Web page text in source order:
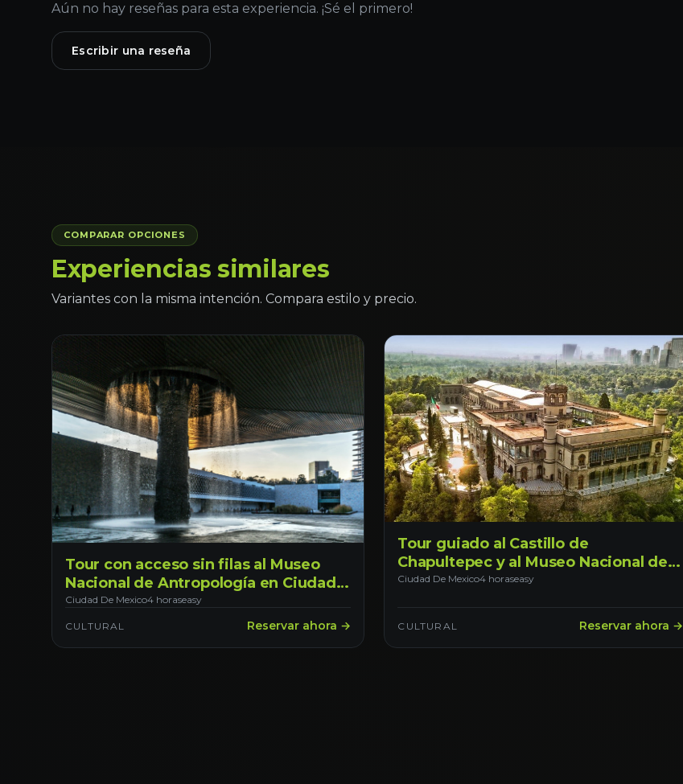
Aún no hay reseñas para esta experiencia. ¡Sé el primero!
Escribir una reseña
COMPARAR OPCIONES
Experiencias similares
Variantes con la misma intención. Compara estilo y precio.
Tour con acceso sin filas al Museo
Nacional de Antropología en Ciudad
de México. Saliendo desde CDMX
Ciudad De Mexico4 horaseasy
CULTURAL Reservar ahora →
Tour guiado al Castillo de
Chapultepec y al Museo Nacional de
Antropología. Salida desde
Ciudad De Mexico4 horaseasy
CULTURAL Reservar ahora →